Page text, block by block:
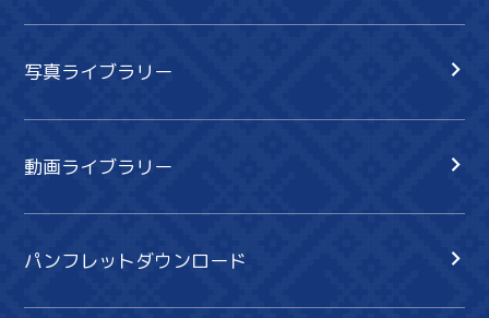
写真ライブラリー
動画ライブラリー
パンフレットダウンロード